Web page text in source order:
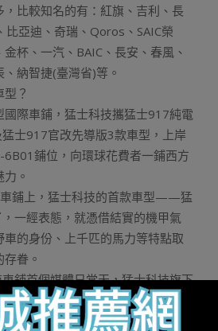
比較知名的有：紅旗、吉利、長
比亞迪、奇瑞、Qoros、SAIC榮
杯、一汽、BAIC、長安、春風、
納智捷(臺灣省)等。
？
際車鋪，猛士科技攜猛士917純電
士917官改先導版3款車型，上岸
6B01鋪位，向環球花費者一鋪西方
。
鋪上，猛士科技的首款車型——猛
一經表態，就憑借結實的機甲氣
的身份、上千匹的馬力等特點取
眷。
首個媒體日當天，猛士科技旗下
車鋪環球首發并啟動了預售，民間
萬元。